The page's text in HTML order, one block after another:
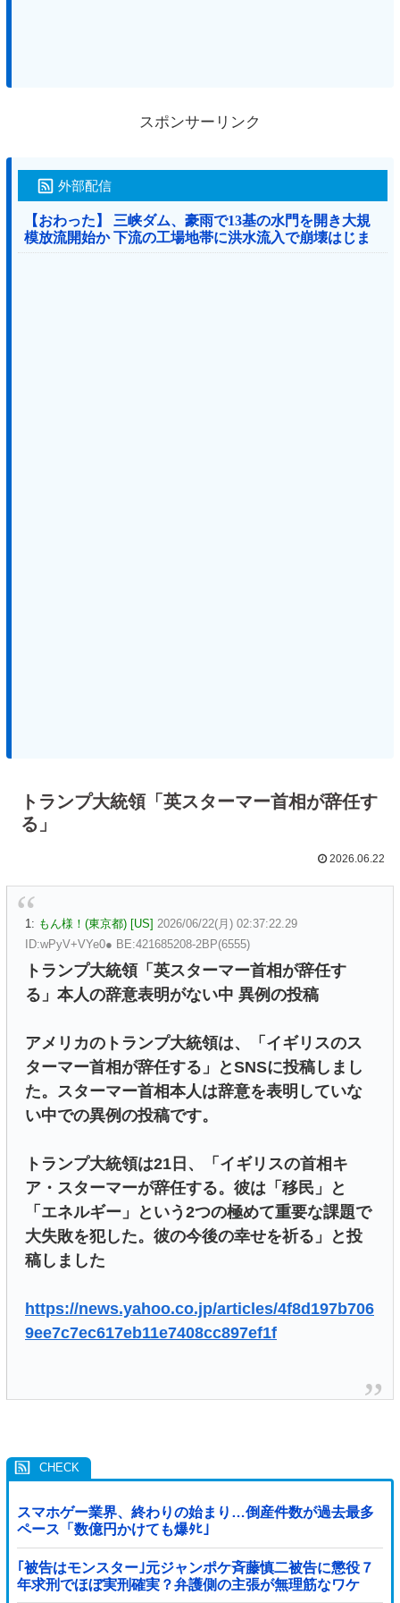
スポンサーリンク
外部配信
【おわった】 三峡ダム、豪雨で13基の水門を開き大規
模放流開始か 下流の工場地帯に洪水流入で崩壊はじま
る
トランプ大統領「英スターマー首相が辞任す
る」
2026.06.22
1: もん様！(東京都) [US] 2026/06/22(月) 02:37:22.29
ID:wPyV+VYe0● BE:421685208-2BP(6555)
トランプ大統領「英スターマー首相が辞任す
る」本人の辞意表明がない中 異例の投稿
アメリカのトランプ大統領は、「イギリスのス
ターマー首相が辞任する」とSNSに投稿しまし
た。スターマー首相本人は辞意を表明していな
い中での異例の投稿です。
トランプ大統領は21日、「イギリスの首相キ
ア・スターマーが辞任する。彼は「移民」と
「エネルギー」という2つの極めて重要な課題で
大失敗を犯した。彼の今後の幸せを祈る」と投
稿しました
https://news.yahoo.co.jp/articles/4f8d197b706
9ee7c7ec617eb11e7408cc897ef1f
スマホゲー業界、終わりの始まり…倒産件数が過去最多
ペース「数億円かけても爆ﾀﾋ」
｢被告はモンスター｣元ジャンポケ斉藤慎二被告に懲役７
年求刑でほぼ実刑確実？弁護側の主張が無理筋なワケ